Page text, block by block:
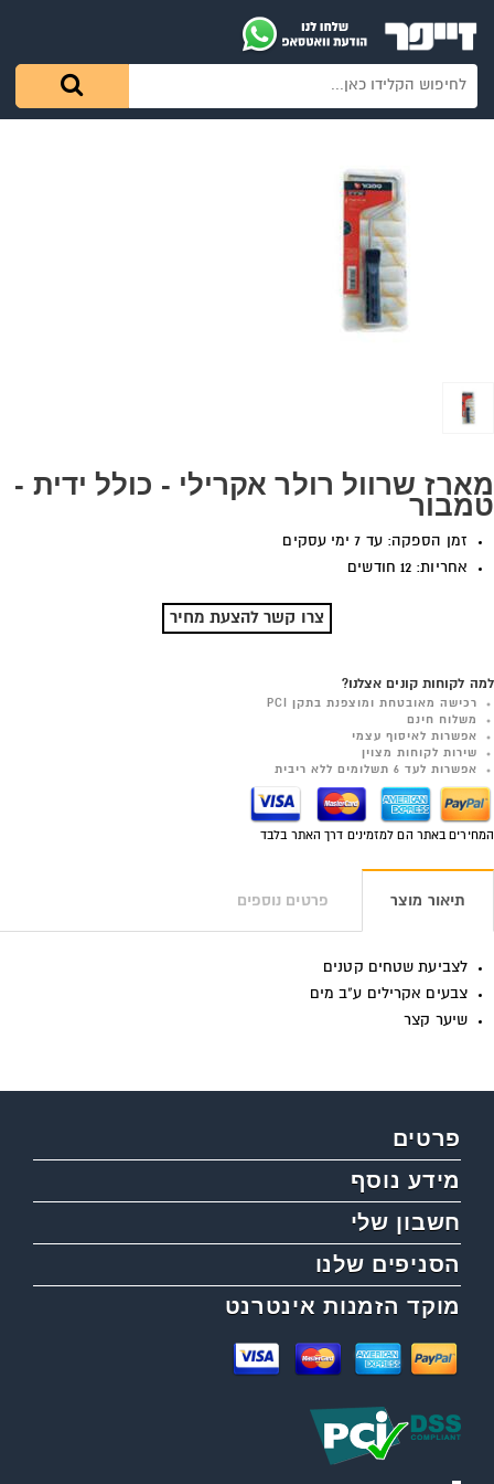
מארז שרוול רולר אקרילי - כולל ידית -
טמבור
זמן הספקה: עד 7 ימי עסקים
אחריות: 12 חודשים
צרו קשר להצעת מחיר
למה לקוחות קונים אצלנו?
רכישה מאובטחת ומוצפנת בתקן PCI
משלוח חינם
אפשרות לאיסוף עצמי
שירות לקוחות מצוין
אפשרות לעד 6 תשלומים ללא ריבית
המחירים באתר הם למזמינים דרך האתר בלבד
תיאור מוצר פרטים נוספים
לצביעת שטחים קטנים
צבעים אקרילים ע"ב מים
שיער קצר
פרטים
מידע נוסף
חשבון שלי
הסניפים שלנו
מוקד הזמנות אינטרנט